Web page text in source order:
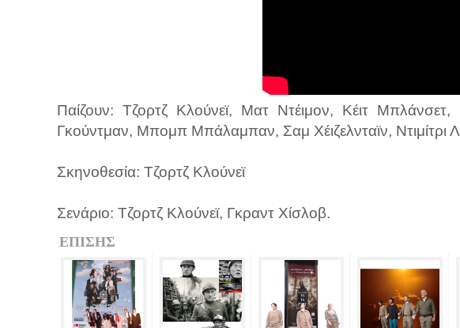
Παίζουν: Τζορτζ Κλούνεϊ, Ματ Ντέιμον, Κέιτ
Γκούντμαν, Μπομπ Μπάλαμπαν, Σαμ Χέιζελνταϊν, Ντιμίτρι
Σκηνοθεσία: Τζορτζ Κλούνεϊ
Σενάριο: Τζορτζ Κλούνεϊ, Γκραντ Χίσλοβ.
ΕΠΙΣΗΣ